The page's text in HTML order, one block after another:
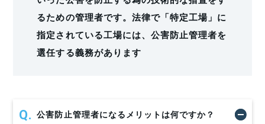
るための管理者です。法律で「特定工場」に
指定されている工場には、公害防止管理者を
選任する義務があります
公害防止管理者になるメリットは何ですか？